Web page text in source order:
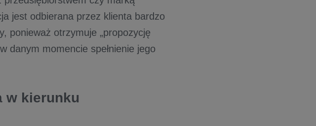
jest odbierana przez klienta bardzo
ponieważ otrzymuje „propozycję
danym momencie spełnienie jego
w kierunku